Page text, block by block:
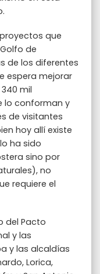
que
de
de los diferentes
espera mejorar
mil
lo conforman y
de visitantes
hoy allí existe
ha sido
sino por
no
requiere el
del Pacto
y las
y las alcaldías
Lorica,